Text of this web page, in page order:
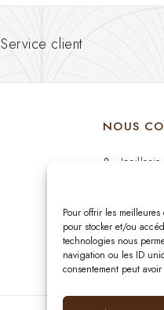
Pour offrir les
pour stocker et/ou
technologies nous
navigation ou les ID
consentement peut
Service client
NOUS
Mardi